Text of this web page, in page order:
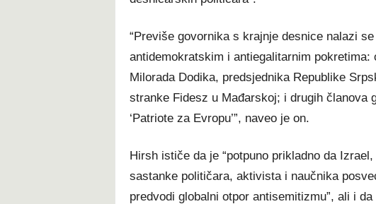
“Previše govornika s krajnje desnice nalazi
antidemokratskim i antiegalitarnim pokretima:
Milorada Dodika, predsjednika Republike
stranke Fidesz u Mađarskoj; i drugih članova
‘Patriote za Evropu’”, naveo je on.
Hirsh ističe da je “potpuno prikladno da
sastanke političara, aktivista i naučnika
predvodi globalni otpor antisemitizmu”, ali i